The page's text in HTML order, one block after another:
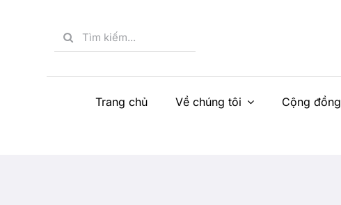
Search
for:
Trang chủ Về chúng tôi Cộng đồng